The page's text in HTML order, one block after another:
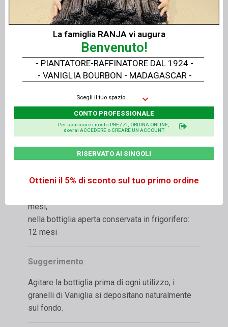
Consegna:
ovvero
di estratto liquido o in
cartone da 6 volte 1 litroovvero
Estratto liquido
In bottiglia in PET ambrato per uso alimentare
per una lunga durata con tappo a vite di
Durata di conservazione con il tappo a vite di
nella bottiglia chiusa, a temperatura stabile tra 0
mesi,
nella bottiglia aperta conservata in frigorifero:
12 mesi
Suggerimento:
Agitare la bottiglia prima di ogni utilizzo, i
granelli di Vaniglia si depositano naturalmente
sul fondo.
La famiglia RANJA vi augura
Benvenuto!
- VANIGLIA BOURBON - MADAGASCAR -
- PIANTATORE-RAFFINATORE DAL 1924 -
Scegli il tuo spazio
CONTO PROFESSIONALE
RISERVATO AI SINGOLI
Per scaricare i nostri PREZZI, ORDINA ONLINE,
dovrai ACCEDERE o CREARE UN ACCOUNT
Ottieni il 5% di sconto sul tuo primo ordine